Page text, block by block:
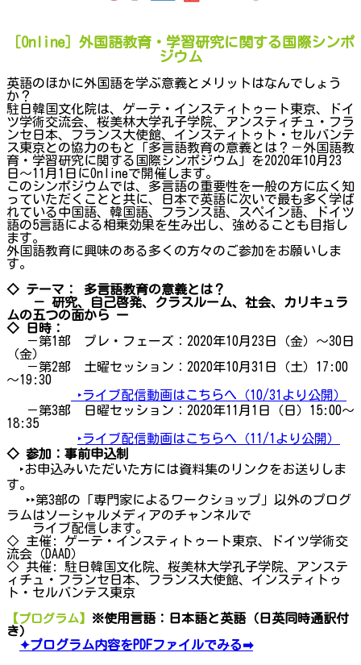
［Online］外国語教育・学習研究に関する国際シンポ
ジウム
英語のほかに外国語を学ぶ意義とメリットはなんでしょう
か？
駐日韓国文化院は、ゲーテ・インスティトゥート東京、ドイ
ツ学術交流会、桜美林大学孔子学院、アンスティチュ・フラ
ンセ日本、フランス大使館、インスティトゥト・セルバンテ
ス東京との協力のもと「多言語教育の意義とは？－外国語教
育・学習研究に関する国際シンポジウム」を2020年10月23
日〜11月1日にOnlineで開催します。
このシンポジウムでは、多言語の重要性を一般の方に広く知
っていただくことと共に、日本で英語に次いで最も多く学ば
れている中国語、韓国語、フランス語、スペイン語、ドイツ
語の5言語による相乗効果を生み出し、強めることも目指し
ます。
外国語教育に興味のある多くの方々のご参加をお願いしま
す。
◇ テーマ： 多言語教育の意義とは？
－ 研究、自己啓発、クラスルーム、社会、カリキュラ
ムの五つの面から ー
◇ 日時：
－第1部 プレ・フェーズ：2020年10月23日（金）～30日
（金）
－第2部 土曜セッション：2020年10月31日（土）17:00
～19:30
‣ライブ配信動画はこちらへ（10/31より公開）
－第3部 日曜セッション：2020年11月1日（日）15:00～
18:35
‣ライブ配信動画はこちらへ（11/1より公開）
◇ 参加：事前申込制
‣お申込みいただいた方には資料集のリンクをお送りしま
す。
‣‣第3部の「専門家によるワークショップ」以外のプログ
ラムはソーシャルメディアのチャンネルで
ライブ配信します。
◇ 主催: ゲーテ・インスティトゥート東京、ドイツ学術交
流会（DAAD）
◇ 共催: 駐日韓国文化院、桜美林大学孔子学院、アンステ
ィチュ・フランセ日本、フランス大使館、インスティトゥ
ト・セルバンテス東京
【プログラム】
※使用言語：日本語と英語（日英同時通訳付
き）
✦プログラム内容をPDFファイルでみる➡